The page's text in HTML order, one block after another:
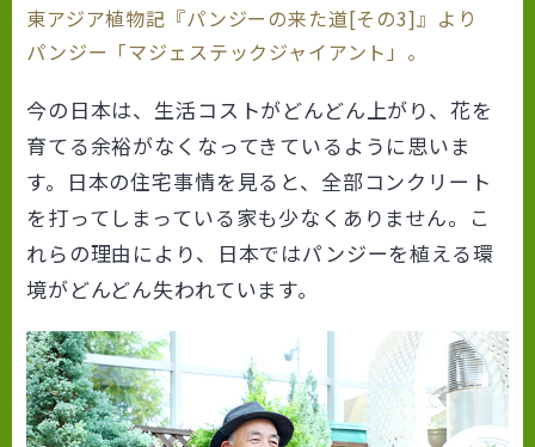
東アジア植物記『パンジーの来た道[その3]』より
パンジー「マジェステックジャイアント」。
今の日本は、生活コストがどんどん上がり、花を
育てる余裕がなくなってきているように思いま
す。日本の住宅事情を見ると、全部コンクリート
を打ってしまっている家も少なくありません。こ
れらの理由により、日本ではパンジーを植える環
境がどんどん失われています。